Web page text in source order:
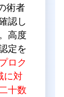
術者
認し
高度
定を
ロク
に対
十数